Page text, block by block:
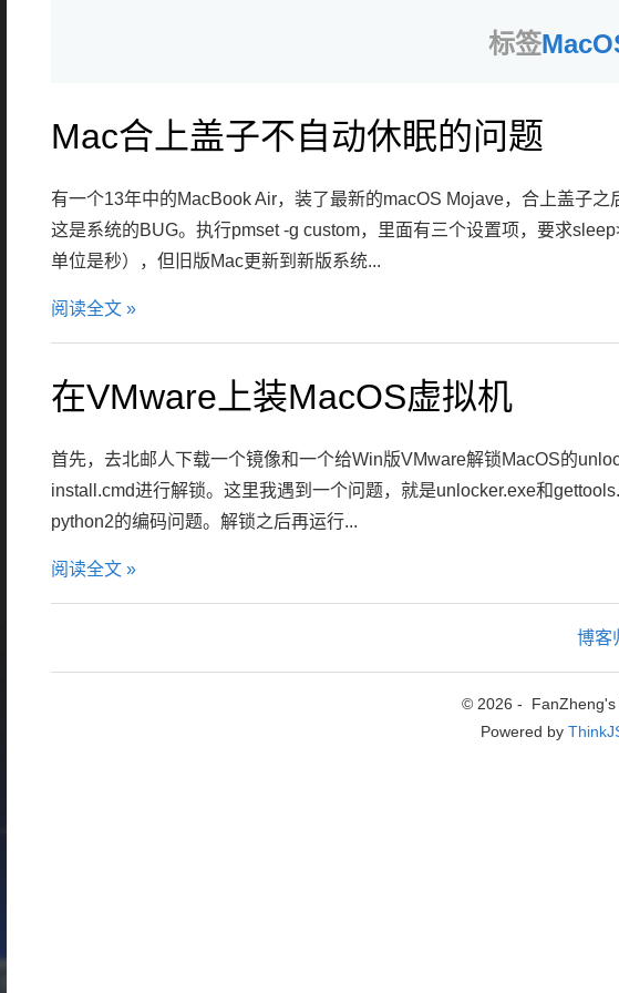
标签
Mac合上盖子不自动休眠的问题
有一个13年中的MacBook Air，装了最新的macOS Mojave，合上盖子
这是系统的BUG。执行pmset -g custom，里面有三个设置项，要求
单位是秒），但旧版Mac更新到新版系统...
阅读全文 »
在VMware上装MacOS虚拟机
首先，去北邮人下载一个镜像和一个给Win版VMware解锁MacOS的
install.cmd进行解锁。这里我遇到一个问题，就是unlocker.exe和
python2的编码问题。解锁之后再运行...
阅读全文 »
博客
© 2026 -
Powered by